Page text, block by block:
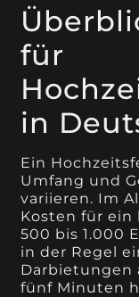
für
in
Ein
Umfang und
variieren. Im
Kosten für ein
500 bis 1.000
in der Regel
Darbietungen
fünf Minuten